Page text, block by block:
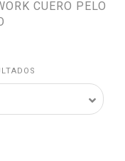
CUERO PELO